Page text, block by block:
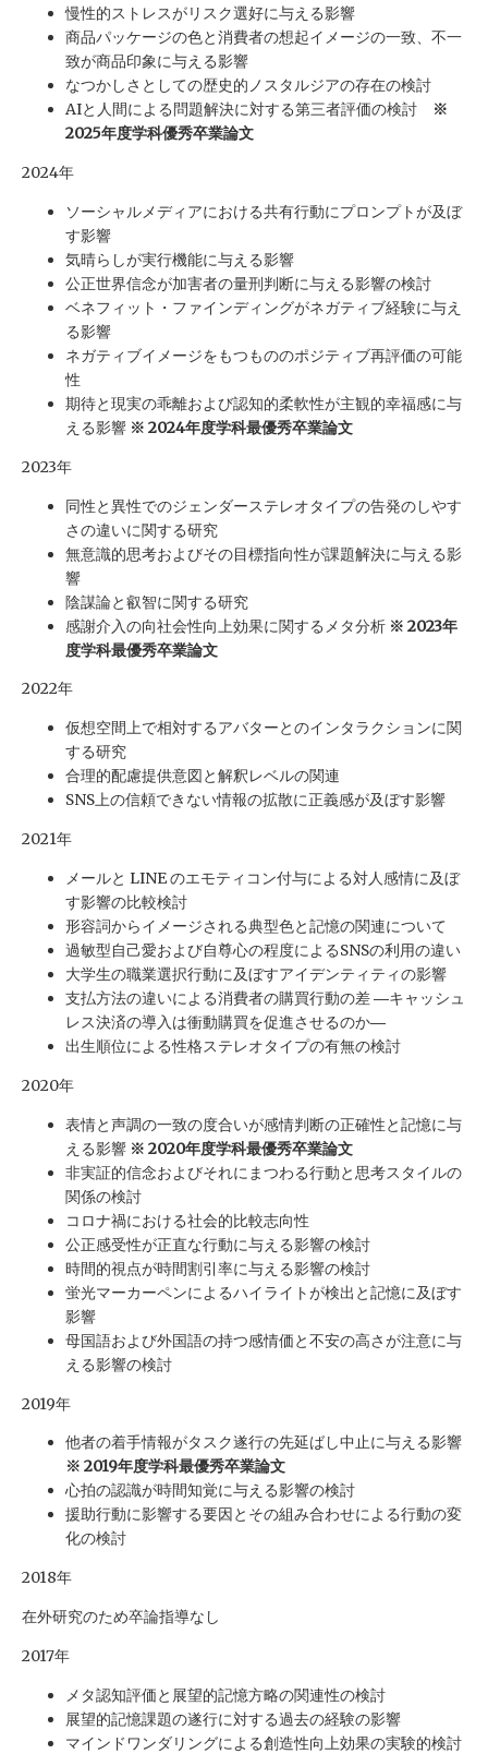
慢性的ストレスがリスク選好に与える影響
商品パッケージの色と消費者の想起イメージの一致、不一
致が商品印象に与える影響
なつかしさとしての歴史的ノスタルジアの存在の検討
AIと人間による問題解決に対する第三者評価の検討
※
2025年度学科優秀卒業論文
2024年
ソーシャルメディアにおける共有行動にプロンプトが及ぼ
す影響
気晴らしが実行機能に与える影響
公正世界信念が加害者の量刑判断に与える影響の検討
ベネフィット・ファインディングがネガティブ経験に与え
る影響
ネガティブイメージをもつもののポジティブ再評価の可能
性
期待と現実の乖離および認知的柔軟性が主観的幸福感に与
える影響 ※ 2024年度学科最優秀卒業論文
2023年
同性と異性でのジェンダーステレオタイプの告発のしやす
さの違いに関する研究
無意識的思考およびその目標指向性が課題解決に与える影
響
陰謀論と叡智に関する研究
感謝介入の向社会性向上効果に関するメタ分析 ※ 2023年
度学科最優秀卒業論文
2022年
仮想空間上で相対するアバターとのインタラクションに関
する研究
合理的配慮提供意図と解釈レベルの関連
SNS上の信頼できない情報の拡散に正義感が及ぼす影響
2021年
メールと LINE のエモティコン付与による対人感情に及ぼ
す影響の比較検討
形容詞からイメージされる典型色と記憶の関連について
過敏型自己愛および自尊心の程度によるSNSの利用の違い
大学生の職業選択行動に及ぼすアイデンティティの影響
支払方法の違いによる消費者の購買行動の差 ―キャッシュ
レス決済の導入は衝動購買を促進させるのか―
出生順位による性格ステレオタイプの有無の検討
2020年
表情と声調の一致の度合いが感情判断の正確性と記憶に与
える影響 ※ 2020年度学科最優秀卒業論文
非実証的信念およびそれにまつわる行動と思考スタイルの
関係の検討
コロナ禍における社会的比較志向性
公正感受性が正直な行動に与える影響の検討
時間的視点が時間割引率に与える影響の検討
蛍光マーカーペンによるハイライトが検出と記憶に及ぼす
影響
母国語および外国語の持つ感情価と不安の高さが注意に与
える影響の検討
2019年
他者の着手情報がタスク遂行の先延ばし中止に与える影響
※ 2019年度学科最優秀卒業論文
心拍の認識が時間知覚に与える影響の検討
援助行動に影響する要因とその組み合わせによる行動の変
化の検討
2018年
在外研究のため卒論指導なし
2017年
メタ認知評価と展望的記憶方略の関連性の検討
展望的記憶課題の遂行に対する過去の経験の影響
マインドワンダリングによる創造性向上効果の実験的検討